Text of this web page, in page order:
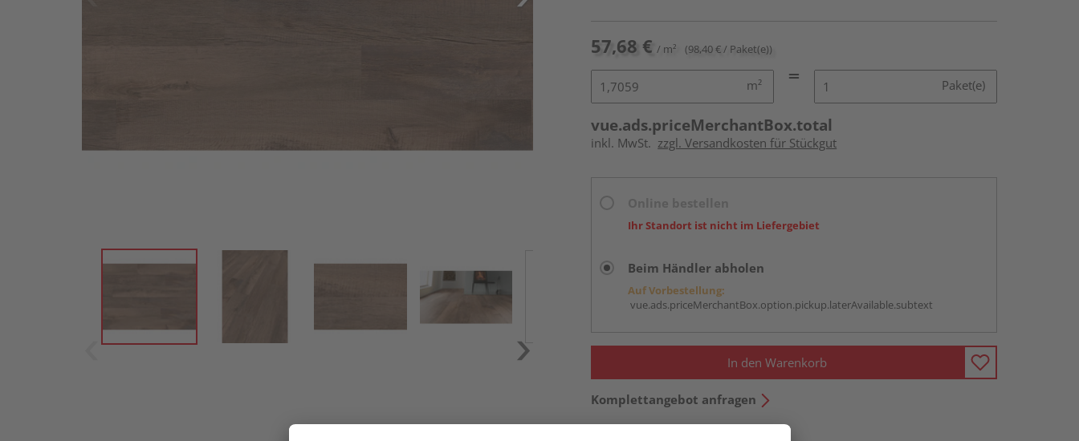
57,68 € / m² (98,40 € / Paket(e))
m² Paket(e)
vue.ads.priceMerchantBox.total
inkl. MwSt. zzgl. Versandkosten für Stückgut
Ihr Standort ist nicht im Liefergebiet
Beim Händler abholen
Auf Vorbestellung:
vue.ads.priceMerchantBox.option.pickup.laterAvailable.subtext
In den Warenkorb
Komplettangebot anfragen